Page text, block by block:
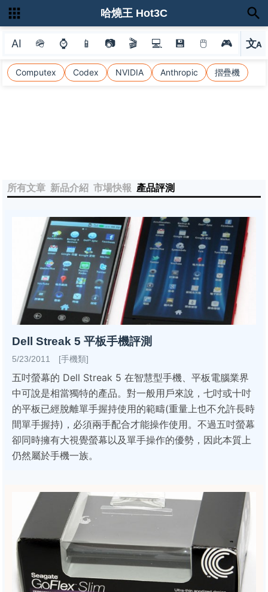
AI 🪖 ⌚ 📱 📷 🎬 💻 💾 🖱 🎮 文A
選
Computex Codex NVIDIA Anthropic 摺疊機
哈燒王 Hot3C
所有文章 新品介紹 市場快報 產品評測
Dell Streak 5 平板手機評測
5/23/2011 [手機類]
五吋螢幕的 Dell Streak 5 在智慧型手機、平板電腦業界
中可說是相當獨特的產品。對一般用戶來說，七吋或十吋
的平板已經脫離單手握持使用的範疇(重量上也不允許長時
間單手握持)，必須兩手配合才能操作使用。不過五吋螢幕
卻同時擁有大視覺螢幕以及單手操作的優勢，因此本質上
仍然屬於手機一族。